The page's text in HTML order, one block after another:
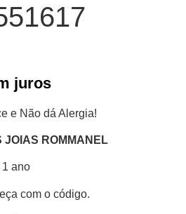
juros
e Não dá Alergia!
JOIAS ROMMANEL
1 ano
com o código.